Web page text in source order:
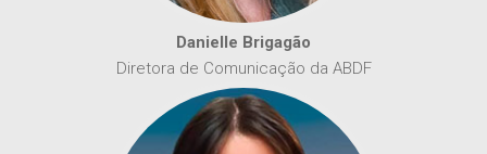
Danielle Brigagão
Diretora de Comunicação da ABDF